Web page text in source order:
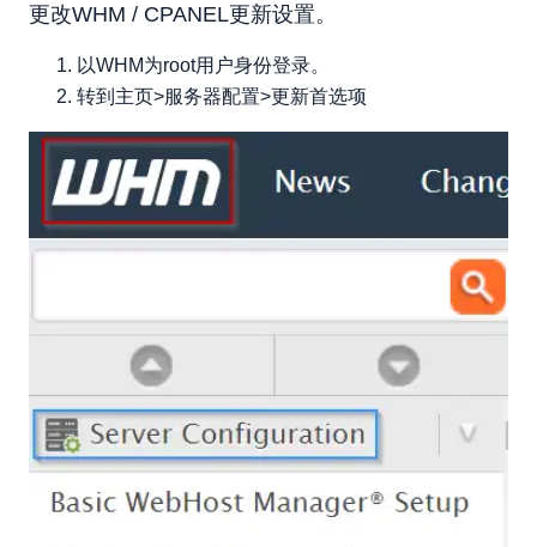
更改WHM / CPANEL更新设置。
以WHM为root用户身份登录。
转到主页>服务器配置>更新首选项